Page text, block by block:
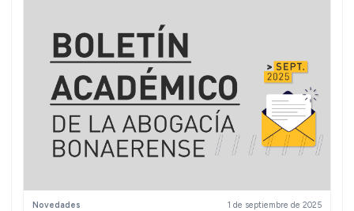
Novedades 1 de septiembre de 2025